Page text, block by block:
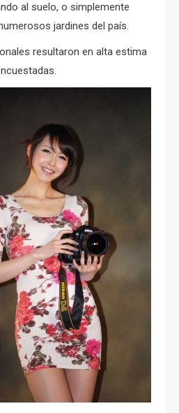
al suelo, o simplemente
jardines del país.
resultaron en alta estima